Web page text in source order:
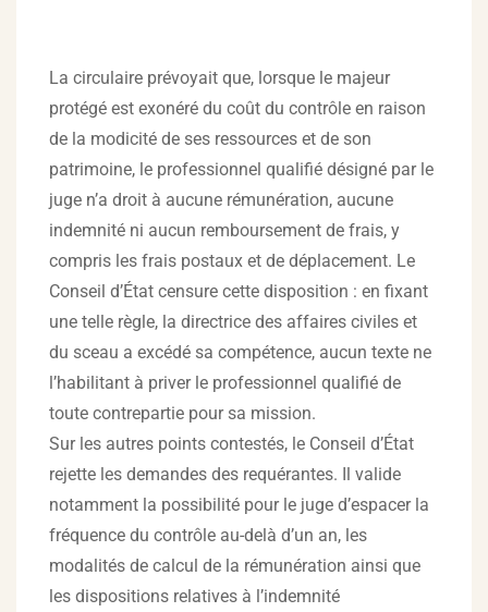
La circulaire prévoyait que, lorsque le majeur
protégé est exonéré du coût du contrôle en raison
de la modicité de ses ressources et de son
patrimoine, le professionnel qualifié désigné par le
juge n’a droit à aucune rémunération, aucune
indemnité ni aucun remboursement de frais, y
compris les frais postaux et de déplacement. Le
Conseil d’État censure cette disposition : en fixant
une telle règle, la directrice des affaires civiles et
du sceau a excédé sa compétence, aucun texte ne
l’habilitant à priver le professionnel qualifié de
toute contrepartie pour sa mission.
Sur les autres points contestés, le Conseil d’État
rejette les demandes des requérantes. Il valide
notamment la possibilité pour le juge d’espacer la
fréquence du contrôle au-delà d’un an, les
modalités de calcul de la rémunération ainsi que
les dispositions relatives à l’indemnité